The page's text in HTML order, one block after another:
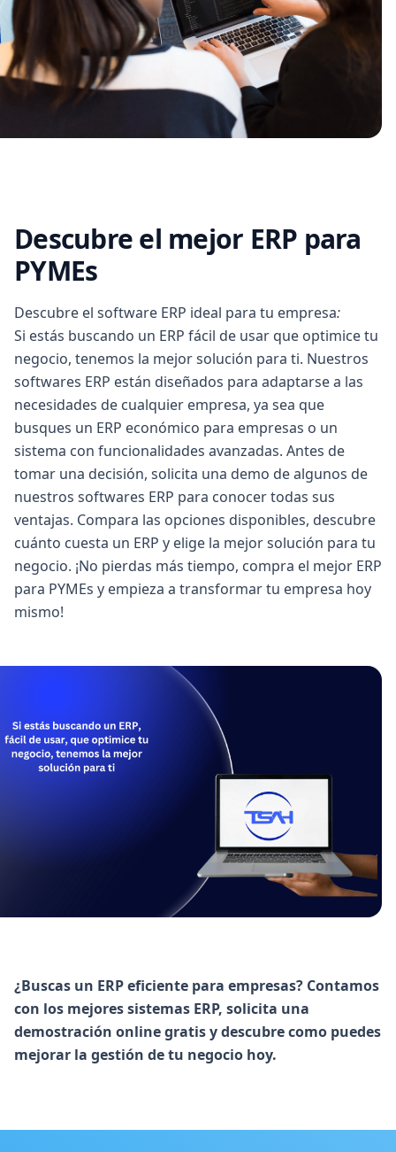
Descubre el mejor ERP para
PYMEs
Descubre el software ERP ideal para tu empresa:
Si estás buscando un ERP fácil de usar que optimice tu
negocio, tenemos la mejor solución para ti. Nuestros
softwares ERP están diseñados para adaptarse a las
necesidades de cualquier empresa, ya sea que
busques un ERP económico para empresas o un
sistema con funcionalidades avanzadas. Antes de
tomar una decisión, solicita una demo de algunos de
nuestros softwares ERP para conocer todas sus
ventajas. Compara las opciones disponibles, descubre
cuánto cuesta un ERP y elige la mejor solución para tu
negocio. ¡No pierdas más tiempo, compra el mejor ERP
para PYMEs y empieza a transformar tu empresa hoy
mismo!
¿Buscas un ERP eficiente para empresas? Contamos
con los mejores sistemas ERP, solicita una
demostración online gratis y descubre como puedes
mejorar la gestión de tu negocio hoy.